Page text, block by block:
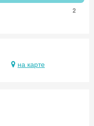
2
на карте